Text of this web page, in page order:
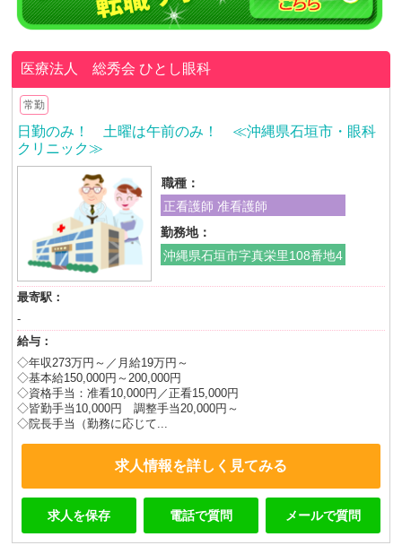
医療法人 総秀会 ひとし眼科
常勤
日勤のみ！ 土曜は午前のみ！ ≪沖縄県石垣市・眼科
クリニック≫
職種：
正看護師 准看護師
勤務地：
沖縄県石垣市字真栄里108番地4
最寄駅：
-
給与：
◇年収273万円～／月給19万円～
◇基本給150,000円～200,000円
◇資格手当：准看10,000円／正看15,000円
◇皆勤手当10,000円 調整手当20,000円～
◇院長手当（勤務に応じて...
求人情報を詳しく見てみる
求人を保存 電話で質問 メールで質問